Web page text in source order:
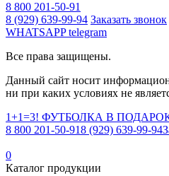
8 800 201-50-91
8 (929) 639-99-94 Заказать звонок
WHATSAPPtelegram
Все права защищены.
Данный сайт носит
ни при каких условиях не
1+1=3! ФУТБОЛКА В
8 800 201-50-918 (929) 639-99-94
0
Каталог продукции